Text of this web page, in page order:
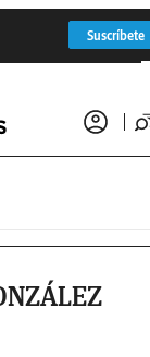
Suscríbete